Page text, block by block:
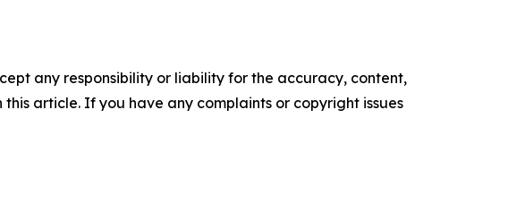
any responsibility or liability for the accuracy, content,
article. If you have any complaints or copyright issues